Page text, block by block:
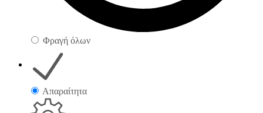
Φραγή όλων
Απαραίτητα